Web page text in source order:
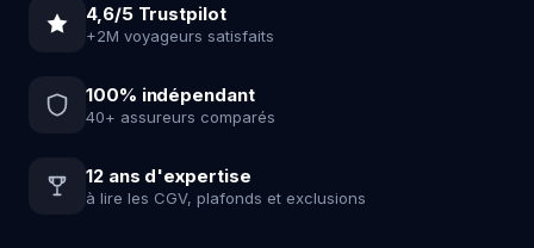
4,6/5 Trustpilot
+2M voyageurs satisfaits
100% indépendant
40+ assureurs comparés
12 ans d'expertise
à lire les CGV, plafonds et exclusions